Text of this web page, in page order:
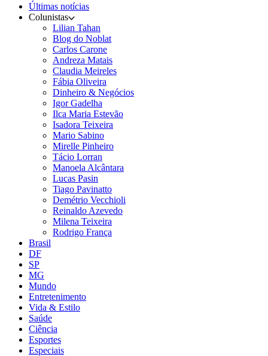
Últimas notícias
Colunistas
Lilian Tahan
Blog do Noblat
Carlos Carone
Andreza Matais
Claudia Meireles
Fábia Oliveira
Dinheiro & Negócios
Igor Gadelha
Ilca Maria Estevão
Isadora Teixeira
Mario Sabino
Mirelle Pinheiro
Tácio Lorran
Manoela Alcântara
Lucas Pasin
Tiago Pavinatto
Demétrio Vecchioli
Reinaldo Azevedo
Milena Teixeira
Rodrigo França
Brasil
DF
SP
MG
Mundo
Entretenimento
Vida & Estilo
Saúde
Ciência
Esportes
Especiais